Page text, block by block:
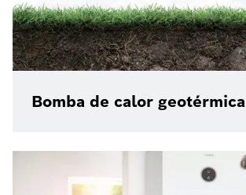
Bomba de calor geotérmica